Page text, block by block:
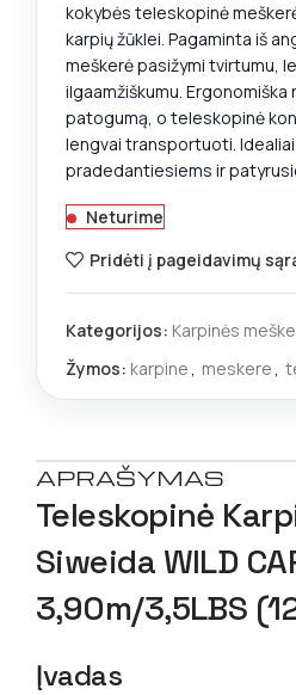
kokybės teleskopinė
karpių žūklei. Pagaminta iš
meškerė pasižymi tvirtumu,
ilgaamžiškumu. Ergonomiška
patogumą, o teleskopinė
lengvai transportuoti.
pradedantiesiems ir
Neturime
Pridėti į pageidavimų
Kategorijos: Karpinės
Žymos: karpine, meskere,
APRAŠYMAS
Teleskopinė
Siweida WILD
3,90m/3,5LBS
Įvadas